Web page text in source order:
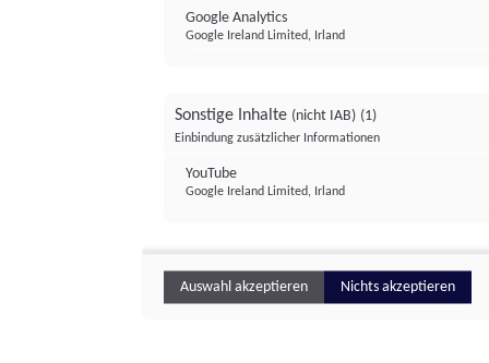
Google Analytics
Google Ireland Limited, Irland
Sonstige Inhalte (nicht IAB) (1)
Einbindung zusätzlicher Informationen
YouTube
Google Ireland Limited, Irland
Auswahl akzeptieren Nichts akzeptieren